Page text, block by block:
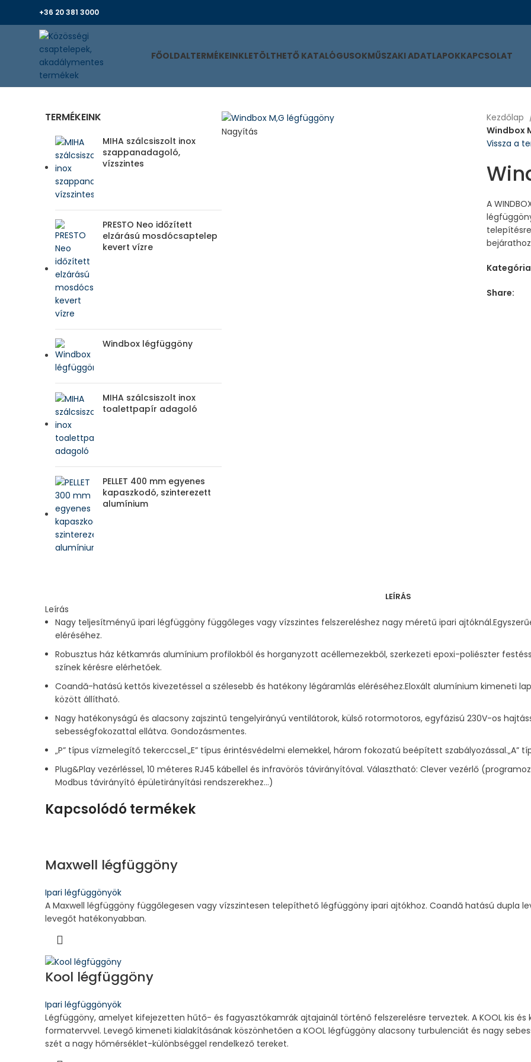
+36 20 381 3000
FŐOLDALTERMÉKEINKLETÖLTHETŐ KATALÓGUSOKMŰSZAKI ADATLAPOKKAPCSOLAT
Nagyítás
Kezdőlap
Windbox
Vissza a
A
Share:
TERMÉKEINK
MIHA szálcsiszolt inox
szappanadagoló,
vízszintes
PRESTO Neo időzített
elzárású mosdócsaptelep
kevert vízre
Windbox légfüggöny
MIHA szálcsiszolt inox
toalettpapír adagoló
PELLET 400 mm egyenes
kapaszkodó, szinterezett
alumínium
LEÍRÁS
Leírás
Nagy teljesítményű ipari légfüggöny függőleges vagy vízszintes felszereléshez nagy méretű ipari
eléréséhez.
Robusztus ház kétkamrás alumínium profilokból és horganyzott acéllemezekből, szerkezeti epoxi-poliészter
színek kérésre elérhetőek.
Coandă-hatású kettős kivezetéssel a szélesebb és hatékony légáramlás eléréséhez.Eloxált alumínium kimeneti
között állítható.
Nagy hatékonyságú és alacsony zajszintű tengelyirányú ventilátorok, külső rotormotoros, egyfázisú 230V-os
sebességfokozattal ellátva. Gondozásmentes.
„P” típus vízmelegítő tekerccsel.„E” típus érintésvédelmi elemekkel, három fokozatú beépített szabályozással.„A”
Plug&Play vezérléssel, 10 méteres RJ45 kábellel és infravörös távirányítóval. Választható: Clever vezérlő
Modbus távirányító épületirányítási rendszerekhez…)
Kapcsolódó termékek
Maxwell légfüggöny
Ipari légfüggönyök
A Maxwell légfüggöny függőlegesen vagy vízszintesen telepíthető légfüggöny ipari ajtókhoz. Coandă hatású dupla
levegőt hatékonyabban.
Kool légfüggöny
Ipari légfüggönyök
Légfüggöny, amelyet kifejezetten hűtő- és fagyasztókamrák ajtajainál történő felszerelésre terveztek. A KOOL kis
formatervvel. Levegő kimeneti kialakításának köszönhetően a KOOL légfüggöny alacsony turbulenciát és nagy
szét a nagy hőmérséklet-különbséggel rendelkező tereket.